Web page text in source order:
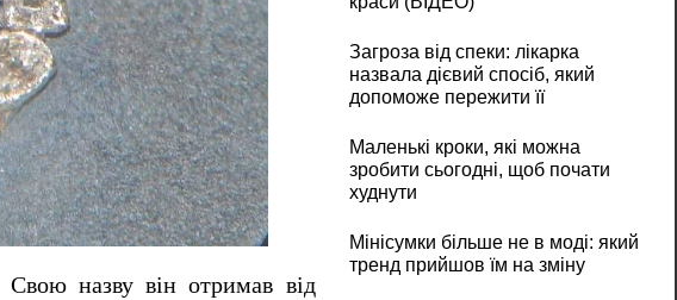
Свою назву він отримав від
Загроза від спеки: лікарка
назвала дієвий спосіб, який
допоможе пережити її
Маленькі кроки, які можна
зробити сьогодні, щоб почати
худнути
Мінісумки більше не в моді: який
тренд прийшов їм на зміну